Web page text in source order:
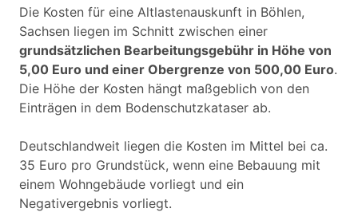
Die Kosten für eine Altlastenauskunft in Böhlen,
Sachsen liegen im Schnitt zwischen einer
grundsätzlichen Bearbeitungsgebühr in Höhe von
5,00 Euro und einer Obergrenze von 500,00 Euro.
Die Höhe der Kosten hängt maßgeblich von den
Einträgen in dem Bodenschutzkataser ab.
Deutschlandweit liegen die Kosten im Mittel bei ca.
35 Euro pro Grundstück, wenn eine Bebauung mit
einem Wohngebäude vorliegt und ein
Negativergebnis vorliegt.